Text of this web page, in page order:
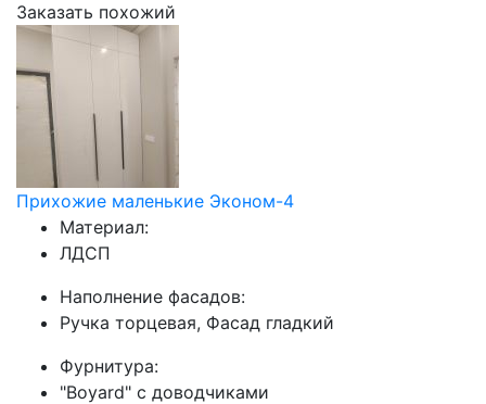
Заказать похожий
Прихожие маленькие Эконом-4
Материал:
ЛДСП
Наполнение фасадов:
Ручка торцевая, Фасад гладкий
Фурнитура:
"Boyard" с доводчиками